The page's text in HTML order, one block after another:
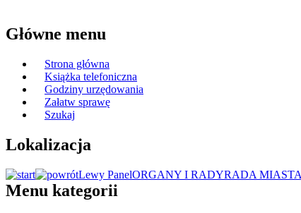
Główne menu
Strona główna
Książka telefoniczna
Godziny urzędowania
Załatw sprawę
Szukaj
Lokalizacja
Lewy PanelORGANY I RADYRADA MIASTA
Menu kategorii